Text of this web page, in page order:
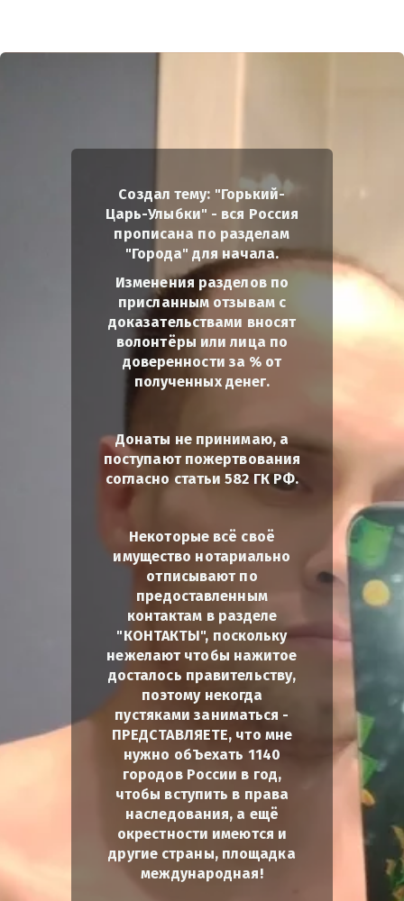
Создал тему: "Горький-
Царь-Улыбки" - вся Россия
прописана по разделам
"Города" для начала.
Изменения разделов по
присланным отзывам с
доказательствами вносят
волонтёры или лица по
доверенности за % от
полученных денег.
Донаты не принимаю, а
поступают пожертвования
согласно статьи 582 ГК РФ.
Некоторые всё своё
имущество нотариально
отписывают по
предоставленным
контактам в разделе
"КОНТАКТЫ", поскольку
нежелают чтобы нажитое
досталось правительству,
поэтому некогда
пустяками заниматься -
ПРЕДСТАВЛЯЕТЕ, что мне
нужно обЪехать 1140
городов России в год,
чтобы вступить в права
наследования, а ещё
окрестности имеются и
другие страны, площадка
международная!